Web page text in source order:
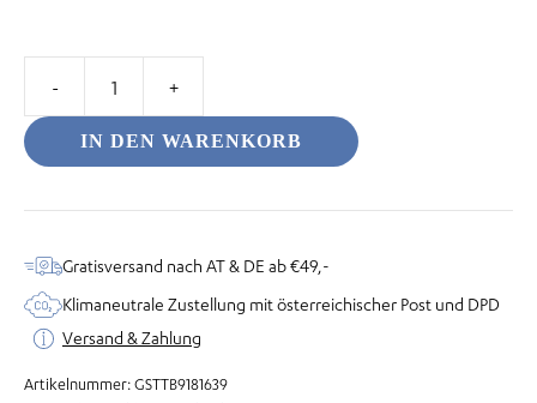
Shirt
aus
Baumwolle
Menge
IN DEN WARENKORB
Gratisversand nach AT & DE ab €49,-
Klimaneutrale Zustellung mit österreichischer Post und DPD
Versand & Zahlung
Artikelnummer:GSTTB9181639